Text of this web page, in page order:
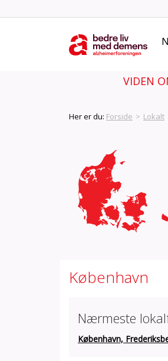
VIDEN
Her er du: Forside > Lokalt
København
Nærmeste
København,